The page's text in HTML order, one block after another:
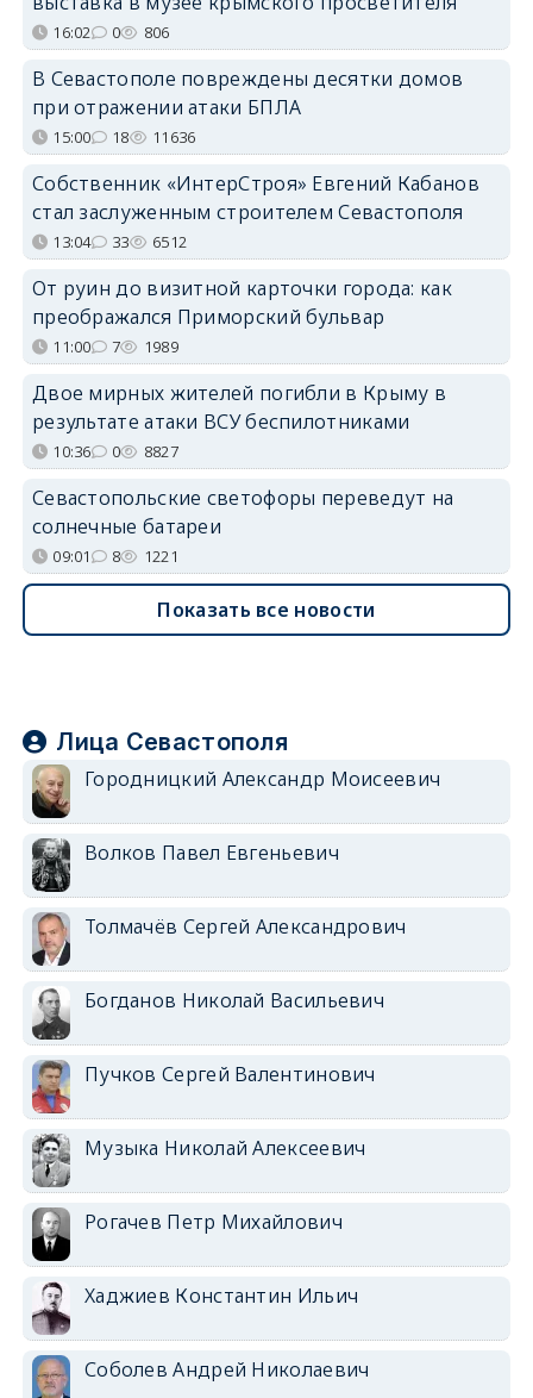
16:02 0 806
В Севастополе повреждены десятки домов
при отражении атаки БПЛА
15:00 18 11636
Собственник «ИнтерСтроя» Евгений Кабанов
стал заслуженным строителем Севастополя
13:04 33 6512
От руин до визитной карточки города: как
преображался Приморский бульвар
11:00 7 1989
Двое мирных жителей погибли в Крыму в
результате атаки ВСУ беспилотниками
10:36 0 8827
Севастопольские светофоры переведут на
солнечные батареи
09:01 8 1221
Показать все новости
Лица Севастополя
Городницкий Александр Моисеевич
Волков Павел Евгеньевич
Толмачёв Сергей Александрович
Богданов Николай Васильевич
Пучков Сергей Валентинович
Музыка Николай Алексеевич
Рогачев Петр Михайлович
Хаджиев Константин Ильич
Соболев Андрей Николаевич